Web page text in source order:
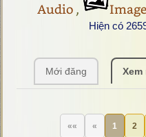
Audio , Image
Hiện có
Mới đăng Xem
«« « 1 2